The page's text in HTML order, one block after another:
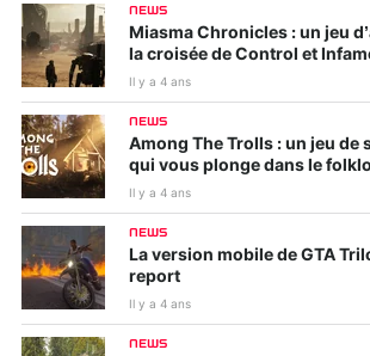
NEWS
Miasma Chronicles : un jeu
la croisée de Control et
Il y a 4 ans
NEWS
Among The Trolls : un jeu de
qui vous plonge dans le
Il y a 4 ans
NEWS
La version mobile de GTA
report
Il y a 4 ans
NEWS